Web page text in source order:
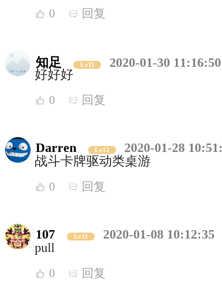
0 回复
知足 Lv11
2020-01-30 11:16:50
好好好
0 回复
Darren Lv12
2020-01-28
战斗卡牌驱动类桌游
0 回复
107 Lv11
2020-01-08 10:12:35
pull
0 回复